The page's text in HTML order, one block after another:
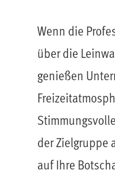
Wenn die
über die
genießen
der Zielgruppe
auf Ihre